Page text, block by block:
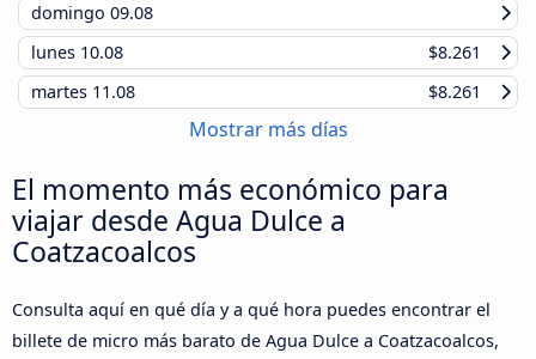
domingo 09.08
lunes 10.08
$8.261
martes 11.08 $8.261
Mostrar más días
El momento más económico para
viajar desde Agua Dulce a
Coatzacoalcos
Consulta aquí en qué día y a qué hora puedes encontrar el
billete de micro más barato de Agua Dulce a Coatzacoalcos,